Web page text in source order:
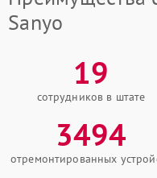
Sanyo
19
сотрудников в штате
3494
отремонтированных